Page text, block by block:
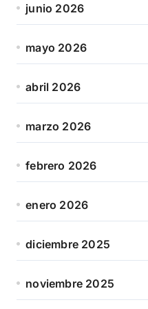
junio 2026
mayo 2026
abril 2026
marzo 2026
febrero 2026
enero 2026
diciembre 2025
noviembre 2025